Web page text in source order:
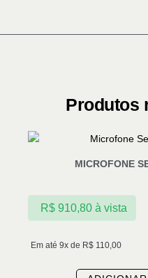
Produtos
MICROFONE
Em até 9x de R$ 110,00
R$910,80 à vista